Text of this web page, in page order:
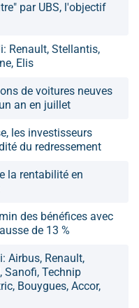
par UBS, l'objectif
Renault, Stellantis,
Elis
de voitures neuves
an en juillet
les investisseurs
du redressement
la rentabilité en
des bénéfices avec
de 13 %
Airbus, Renault,
Sanofi, Technip
Bouygues, Accor,